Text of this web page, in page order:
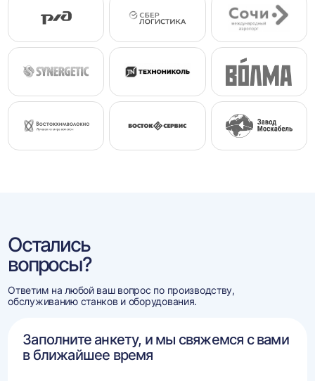
Остались
вопросы?
Ответим на любой ваш вопрос по производству,
обслуживанию станков и оборудования.
Заполните анкету, и мы свяжемся с вами
в ближайшее время